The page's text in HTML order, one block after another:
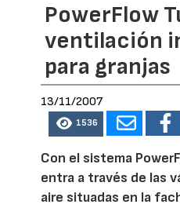
PowerFlow
ventilación
para granjas
13/11/2007
1536
Con el sistema
entra a través de las
aire situadas en la